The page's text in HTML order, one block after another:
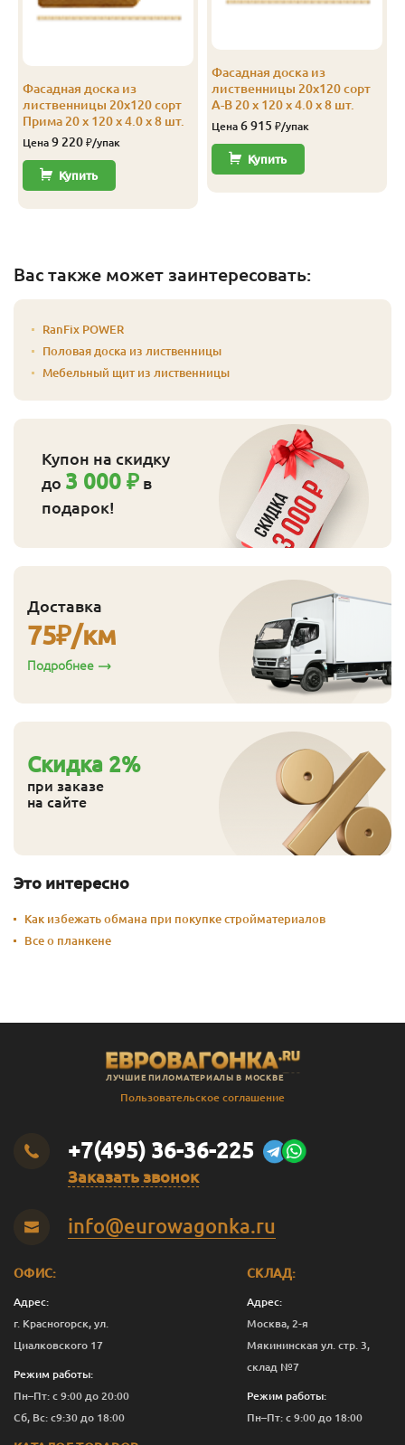
Фасадная доска из
лиственницы 20х120 сорт
Прима 20 x 120 x 4.0 x 8 шт.
Цена 9 220 ₽/упак
Купить
Фасадная доска из
лиственницы 20х120 сорт
А-В 20 x 120 x 4.0 x 8 шт.
Цена 6 915 ₽/упак
Купить
Вас также может заинтересовать:
RanFix POWER
Половая доска из лиственницы
Мебельный щит из лиственницы
Купон на скидку
до 3 000 ₽ в
подарок!
Доставка
75₽/км
Подробнее
Cкидка 2%
при заказе
на сайте
Это интересно
Как избежать обмана при покупке стройматериалов
Все о планкене
ЛУЧШИЕ ПИЛОМАТЕРИАЛЫ В МОСКВЕ
Пользовательское соглашение
+7(495) 36-36-225
Заказать звонок
info@eurowagonka.ru
ОФИС:
Адрес:
г. Красногорск, ул.
Циалковского 17
Режим работы:
Пн–Пт: с 9:00 до 20:00
Сб, Вс: с9:30 до 18:00
СКЛАД:
Адрес:
Москва, 2-я
Мякининская ул. стр. 3,
склад №7
Режим работы:
Пн–Пт: с 9:00 до 18:00